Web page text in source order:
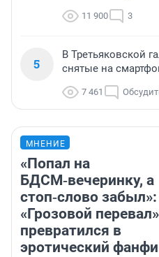
11 900 3
5
В Третьяковской
снятые на
7 461
МНЕНИЕ
«Попал на
БДСМ‑вечеринку, а
стоп‑слово
«Грозовой перевал»
превратился в
эротический